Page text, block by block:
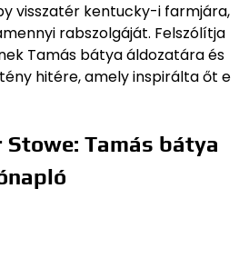
visszatér kentucky-i farmjára,
rabszolgáját. Felszólítja
Tamás bátya áldozatára és
hitére, amely inspirálta őt e
Stowe: Tamás bátya